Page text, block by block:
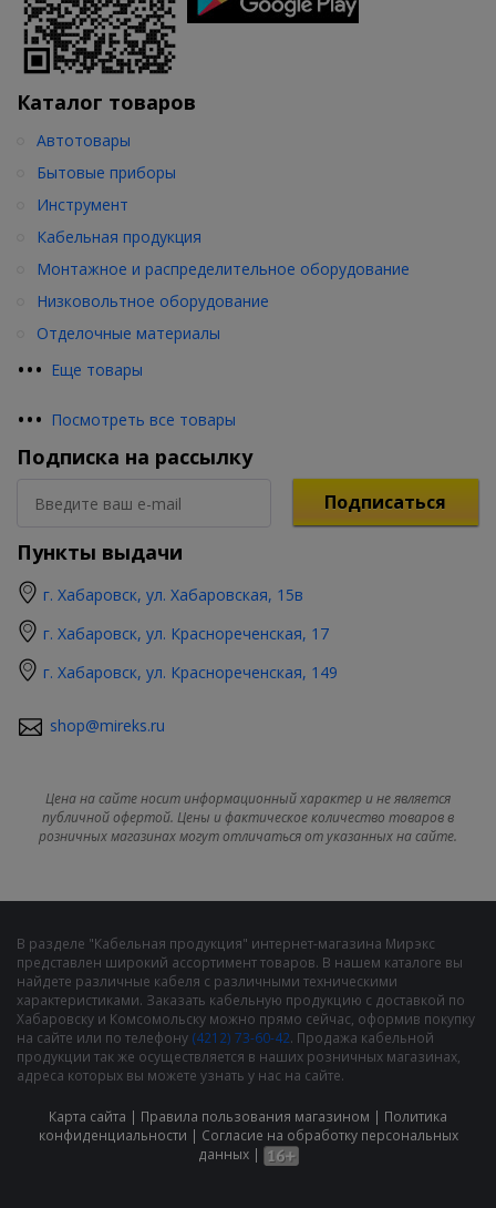
Каталог товаров
••• Еще товары
Автотовары
Бытовые приборы
Инструмент
Кабельная продукция
Монтажное и распределительное оборудование
Низковольтное оборудование
Отделочные материалы
••• Посмотреть все товары
Подписка на рассылку
Подписаться
Пункты выдачи
г. Хабаровск, ул. Хабаровская, 15в
г. Хабаровск, ул. Краснореченская, 17
г. Хабаровск, ул. Краснореченская, 149
shop@mireks.ru
Цена на сайте носит информационный характер и не является
публичной офертой. Цены и фактическое количество товаров в
розничных магазинах могут отличаться от указанных на сайте.
В разделе "Кабельная продукция" интернет-магазина Мирэкс
представлен широкий ассортимент товаров. В нашем каталоге вы
найдете различные кабеля с различными техническими
характеристиками. Заказать кабельную продукцию с доставкой по
Хабаровску и Комсомольску можно прямо сейчас, оформив покупку
на сайте или по телефону (4212) 73-60-42. Продажа кабельной
продукции так же осуществляется в наших розничных магазинах,
адреса которых вы можете узнать у нас на сайте.
Карта сайта | Правила пользования магазином | Политика
конфиденциальности | Cогласие на обработку персональных
данных|